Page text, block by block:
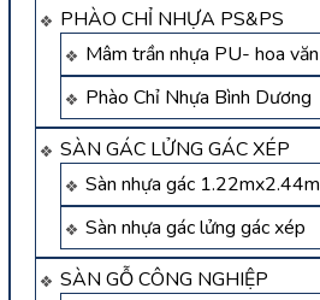
PHÀO CHỈ NHỰA PS&PS
Mâm trần nhựa PU- hoa
Phào Chỉ Nhựa Bình Dương
SÀN GÁC LỬNG GÁC XÉP
Sàn nhựa gác 1.22mx2.44m
Sàn nhựa gác lửng gác xép
SÀN GỖ CÔNG NGHIỆP